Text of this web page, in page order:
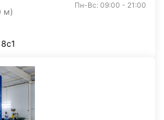
м)
Пн-Вс: 09:00 - 21:00